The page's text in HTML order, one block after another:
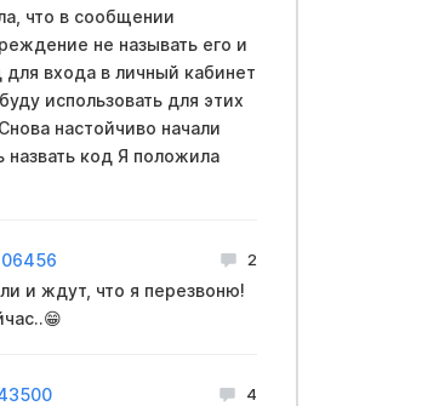
что в сообщении
не называть его и
для входа в личный кабинет
использовать для этих
настойчиво начали
назвать код Я положила
2
и ждут, что я перезвоню!
4